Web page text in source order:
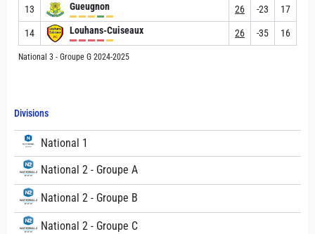
Divisions
National 1
National 2 - Groupe A
National 2 - Groupe B
National 2 - Groupe C
13 Gueugnon 26 -23 17
14 Louhans-Cuiseaux 26 -35 16
National 3 - Groupe G 2024-2025